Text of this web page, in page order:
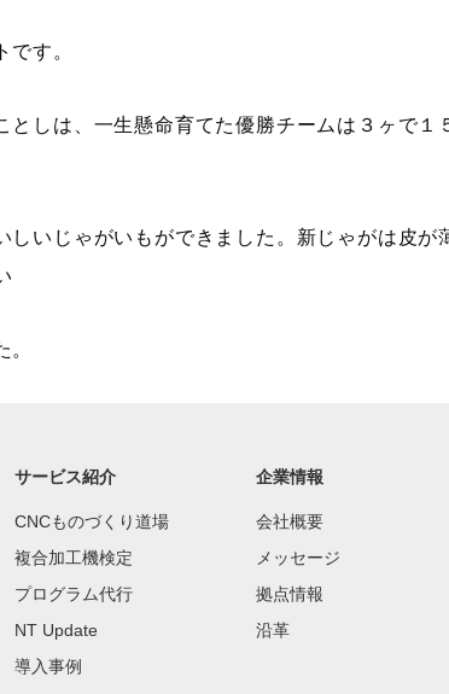
す。
としは、一生懸命育てた優勝チームは３ヶで１
しいじゃがいもができました。新じゃがは皮が
。
サービス紹介
CNCものづくり道場
複合加工機検定
プログラム代行
NT Update
導入事例
企業情報
会社概要
メッセージ
拠点情報
沿革